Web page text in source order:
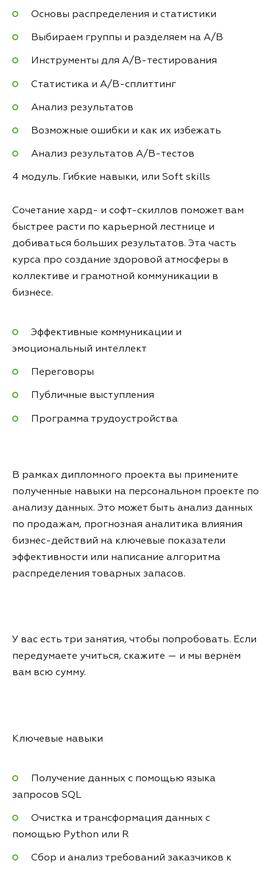
Основы распределения и статистики
Выбираем группы и разделяем на A/B
Инструменты для А/B-тестирования
Статистика и А/B-сплиттинг
Анализ результатов
Возможные ошибки и как их избежать
Анализ результатов А/B-тестов
4 модуль. Гибкие навыки, или Soft skills
Сочетание хард- и софт-скиллов поможет вам
быстрее расти по карьерной лестнице и
добиваться больших результатов. Эта часть
курса про создание здоровой атмосферы в
коллективе и грамотной коммуникации в
бизнесе.
Эффективные коммуникации и
эмоциональный интеллект
Переговоры
Публичные выступления
Программа трудоустройства
В рамках дипломного проекта вы примените
полученные навыки на персональном проекте по
анализу данных. Это может быть анализ данных
по продажам, прогнозная аналитика влияния
бизнес-действий на ключевые показатели
эффективности или написание алгоритма
распределения товарных запасов.
У вас есть три занятия, чтобы попробовать. Если
передумаете учиться, скажите — и мы вернём
вам всю сумму.
Ключевые навыки
Получение данных с помощью языка
запросов SQL
Очистка и трансформация данных с
помощью Python или R
Сбор и анализ требований заказчиков к